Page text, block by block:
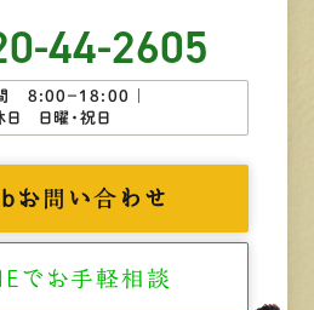
44-2605
8:00−18:00 ｜
日 日曜・祝日
お問い合わせ
で お手軽相談